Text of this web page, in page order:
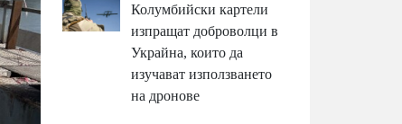
Колумбийски картели
изпращат доброволци в
Украйна, които да
изучават използването
на дронове